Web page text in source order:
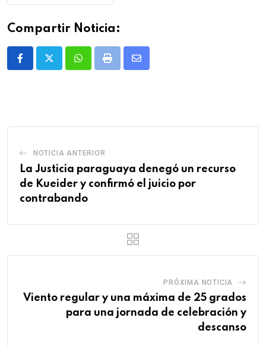
Compartir Noticia:
WhatsappPrint
Share
NOTICIA ANTERIOR
La Justicia paraguaya denegó un recurso
de Kueider y confirmó el juicio por
contrabando
PRÓXIMA NOTICIA
Viento regular y una máxima de 25 grados
para una jornada de celebración y
descanso